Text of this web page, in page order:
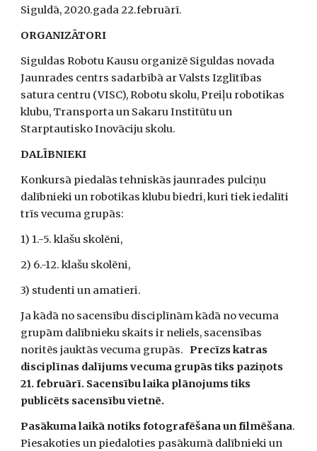
Siguldā, 2020.gada 22.februārī.
ORGANIZĀTORI
Siguldas Robotu Kausu organizē Siguldas novada
Jaunrades centrs sadarbībā ar Valsts Izglītības
satura centru (VISC), Robotu skolu, Preiļu robotikas
klubu, Transporta un Sakaru Institūtu un
Starptautisko Inovāciju skolu.
DALĪBNIEKI
Konkursā piedalās tehniskās jaunrades pulciņu
dalībnieki un robotikas klubu biedri, kuri tiek iedalīti
trīs vecuma grupās:
1) 1.-5. klašu skolēni,
2) 6.-12. klašu skolēni,
3) studenti un amatieri.
Ja kādā no sacensību disciplīnām kādā no vecuma
grupām dalībnieku skaits ir neliels, sacensības
noritēs jauktās vecuma grupās. Precīzs katras
disciplīnas dalījums vecuma grupās tiks paziņots
21. februārī. Sacensību laika plānojums tiks
publicēts sacensību vietnē.
Pasākuma laikā notiks fotografēšana un filmēšana.
Piesakoties un piedaloties pasākumā dalībnieki un